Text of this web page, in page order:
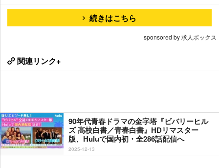
続きはこちら
sponsored by 求人ボックス
関連リンク+
90年代青春ドラマの金字塔『ビバリーヒル
ズ 高校白書／青春白書』HDリマスター
版、Huluで国内初・全286話配信へ
2025-12-13